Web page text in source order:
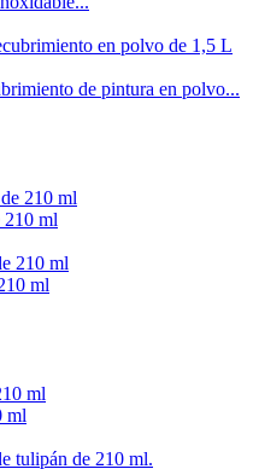
de pintura en polvo...
210 ml
ml
ml